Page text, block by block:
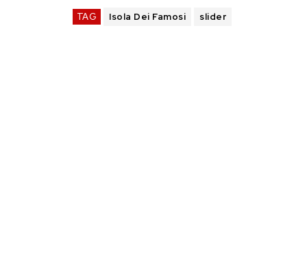
TAG Isola Dei Famosi slider